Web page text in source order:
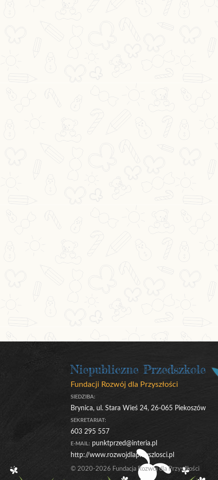
Niepubliczne Przedszkole
Fundacji Rozwój dla Przyszłości
SIEDZIBA:
Brynica, ul. Stara Wieś 24, 26-065 Piekoszów
SEKRETARIAT:
603 295 557
E-MAIL: punktprzed@interia.pl
http://www.rozwojdlaprzyszlosci.pl
© 2020-2026 Fundacja Rozwój dla Przyszłości